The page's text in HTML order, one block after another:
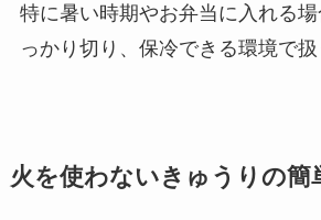
特に暑い時期やお弁当に入れる
っかり切り、保冷できる環境で扱
火を使わないきゅうりの簡